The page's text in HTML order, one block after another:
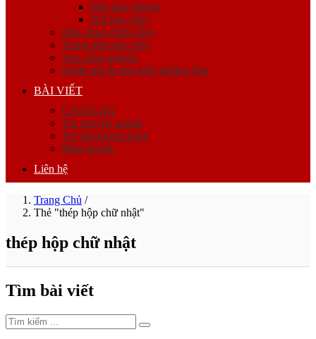
Đèn báo phòng
Nút báo cháy
Đầu phun chữa cháy
Trung tâm báo cháy
Van công nghiệp
Khớp nối & phụ kiện đường ống
BÀI VIẾT
CATALOG
Tin chuyên ngành
Tư vấn khách hàng
Blog tin tức
Liên hệ
Trang Chủ /
Thẻ "thép hộp chữ nhật"
thép hộp chữ nhật
Tìm bài viết